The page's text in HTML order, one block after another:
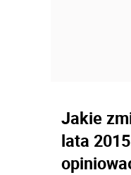
Jakie
lata